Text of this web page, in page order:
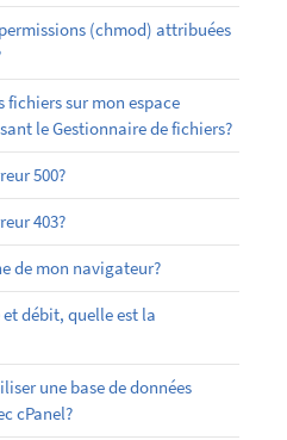
(chmod) attribuées
sur mon espace
le Gestionnaire de fichiers?
500?
403?
de mon navigateur?
débit, quelle est la
une base de données
cPanel?